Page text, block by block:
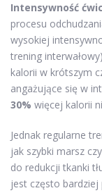
Intensywność
procesu
wysokiej
trening
kalorii w krótszym
angażujące się w
30% więcej kalorii
Jednak regularne
jak szybki marsz
do redukcji tkanki
jest często